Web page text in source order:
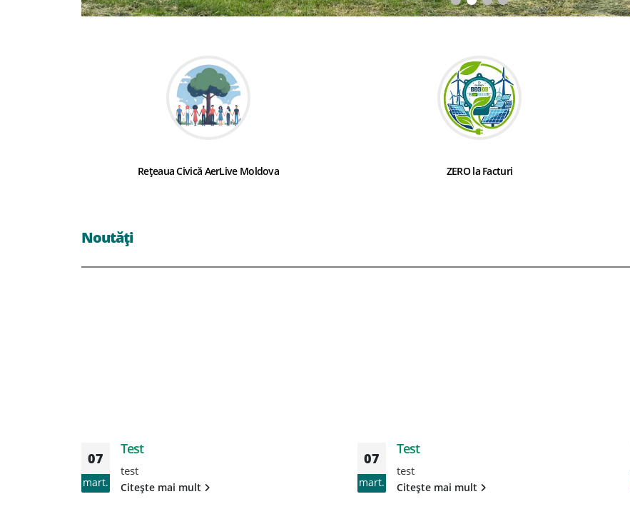
Rețeaua Civică AerLive Moldova ZERO la Facturi
Noutăți
07
mart.
Test
test
Citește mai mult
07
mart.
Test
test
Citește mai mult